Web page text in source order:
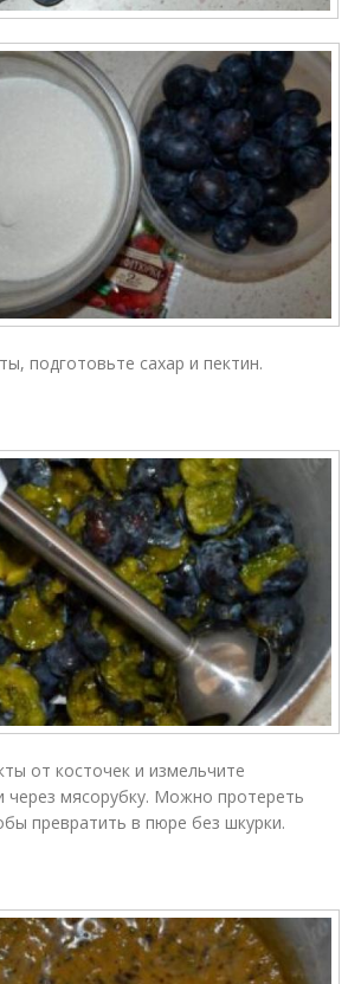
подготовьте сахар и пектин.
от косточек и измельчите
через мясорубку. Можно протереть
превратить в пюре без шкурки.